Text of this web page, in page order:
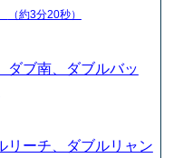
（約3分20秒）
ダブ南、ダブルバッ
リーチ、ダブルリャン